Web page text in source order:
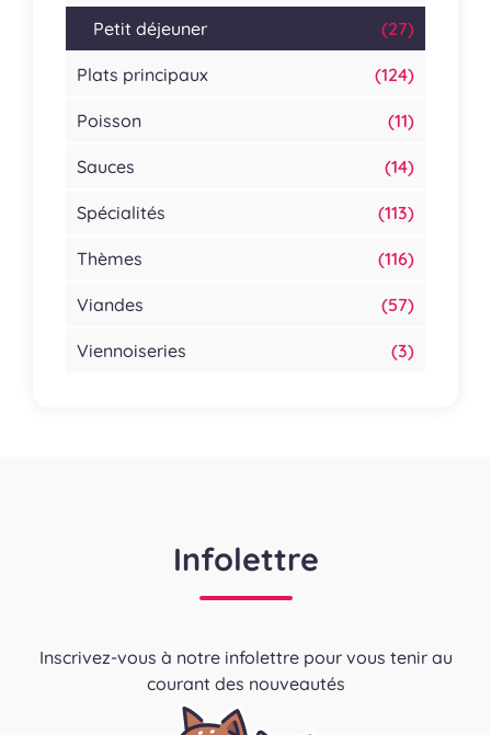
Petit déjeuner (27)
Plats principaux (124)
Poisson (11)
Sauces (14)
Spécialités (113)
Thèmes (116)
Viandes (57)
Viennoiseries (3)
Infolettre
Inscrivez-vous à notre infolettre pour vous tenir au
courant des nouveautés